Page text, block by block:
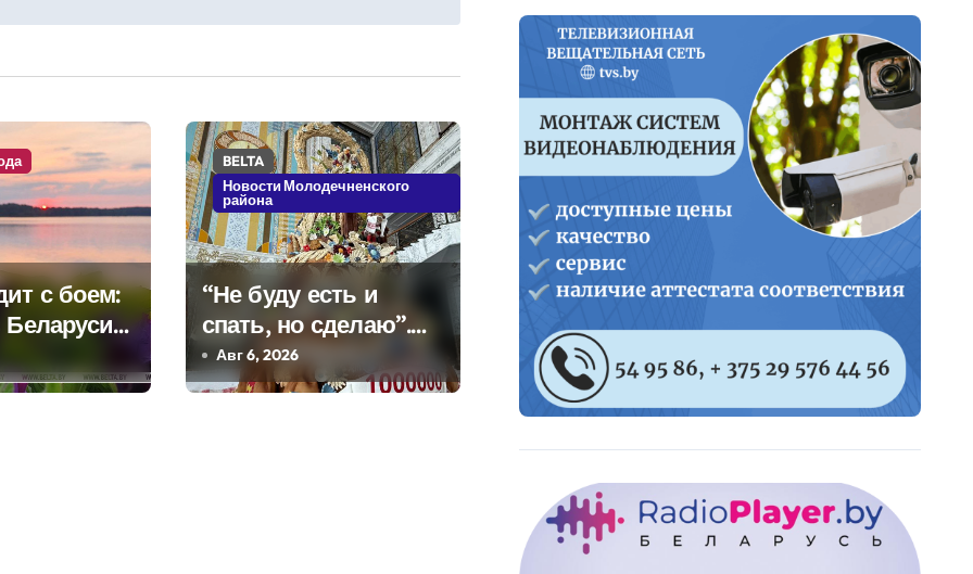
с боем:
Беларуси
дожди и
BELTA
Новости Молодечненского
района
“Не буду есть и
спать, но сделаю”.
Мастерица из
Молодечно о 50-
Авг 6, 2026